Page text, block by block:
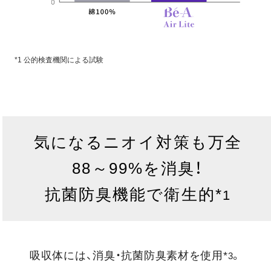
*1 公的検査機関による試験
気になるニオイ対策も万全
88～99%を消臭！
抗菌防臭機能で衛生的*1
吸収体には、消臭・抗菌防臭素材を使用*3。